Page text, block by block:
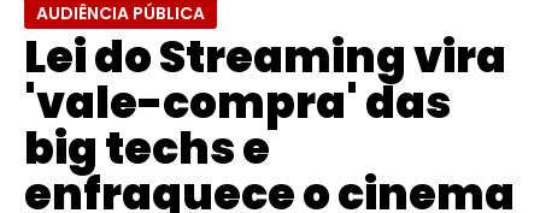
AUDIÊNCIA PÚBLICA
Lei do Streaming vira
'vale-compra' das
big techs e
enfraquece o cinema